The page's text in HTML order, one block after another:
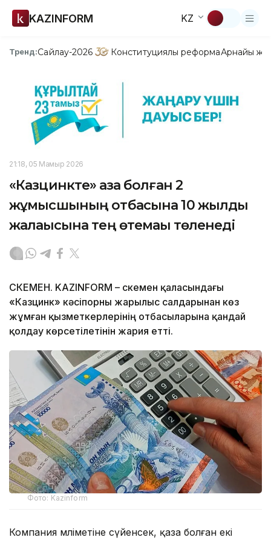
KAZINFORM KZ
Тренд:Сайлау-2026 Конституциялық реформаАрнайы
21:18, 05 Мамыр 2026
«Казцинкте» қаза болған 2
жұмысшының отбасына 10 жылдық
жалақысына тең өтемақы төленеді
ӨСКЕМЕН. KAZINFORM – Өскемен қаласындағы
«Казцинк» кәсіпорны жарылыс салдарынан көз
жұмған қызметкерлерінің отбасыларына қандай
қолдау көрсетілетінін жария етті.
Фото: Kazinform
Компания мәліметіне сүйенсек, қаза болған екі